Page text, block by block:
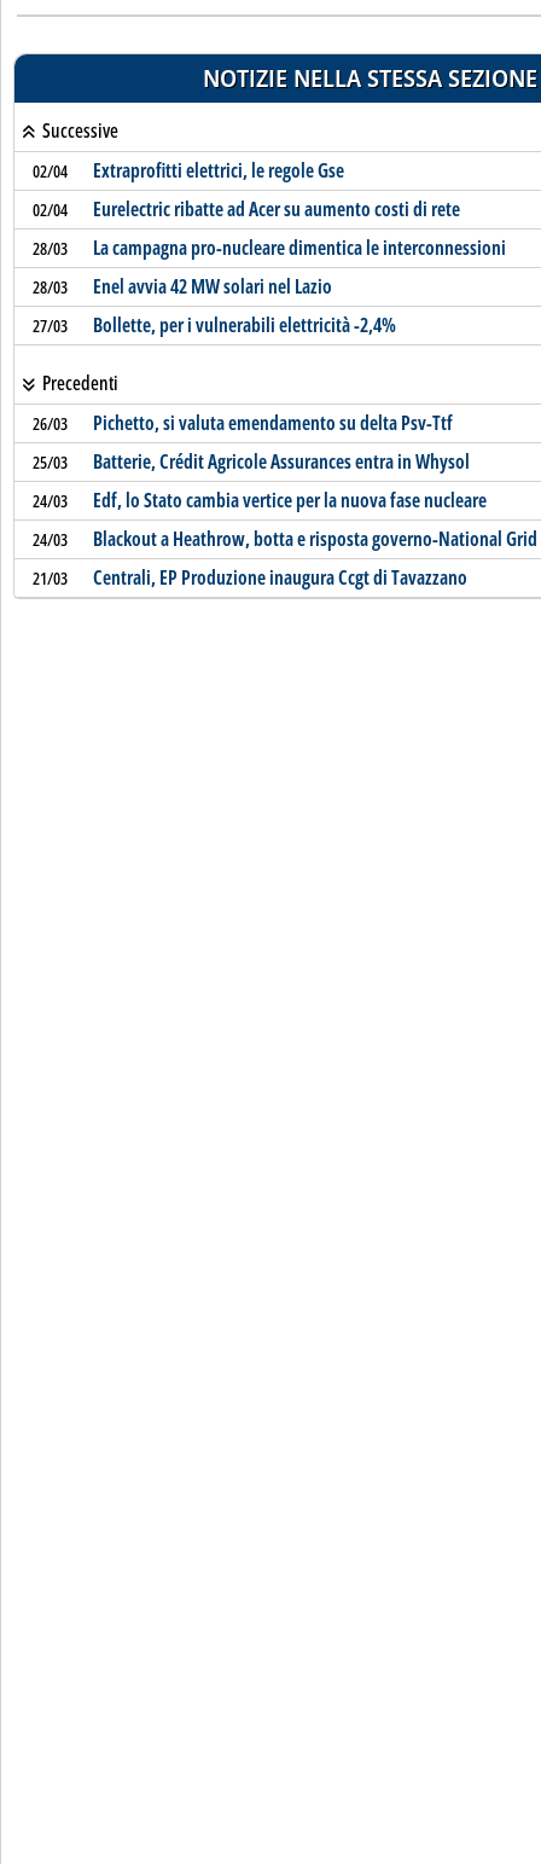
NOTIZIE NELLA STESSA SEZIONE
Successive
02/04 Extraprofitti elettrici, le regole Gse
02/04 Eurelectric ribatte ad Acer su aumento costi di rete
28/03 La campagna pro-nucleare dimentica le interconnessioni
28/03 Enel avvia 42 MW solari nel Lazio
27/03 Bollette, per i vulnerabili elettricità -2,4%
Precedenti
26/03 Pichetto, si valuta emendamento su delta Psv-Ttf
25/03 Batterie, Crédit Agricole Assurances entra in Whysol
24/03 Edf, lo Stato cambia vertice per la nuova fase nucleare
24/03 Blackout a Heathrow, botta e risposta governo-National Grid
21/03 Centrali, EP Produzione inaugura Ccgt di Tavazzano